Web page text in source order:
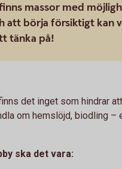
massor med
att börja försiktigt kan
tänka på!
det inget som hindrar
om hemslöjd, biodling –
ska det vara: